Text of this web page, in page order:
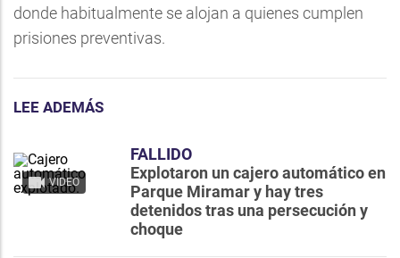
donde habitualmente se alojan a quienes cumplen
prisiones preventivas.
LEE ADEMÁS
VIDEO
FALLIDO
Explotaron un cajero automático en
Parque Miramar y hay tres
detenidos tras una persecución y
choque